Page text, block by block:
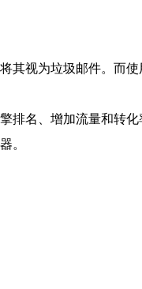
其视为垃圾邮件。而
排名、增加流量和转
。